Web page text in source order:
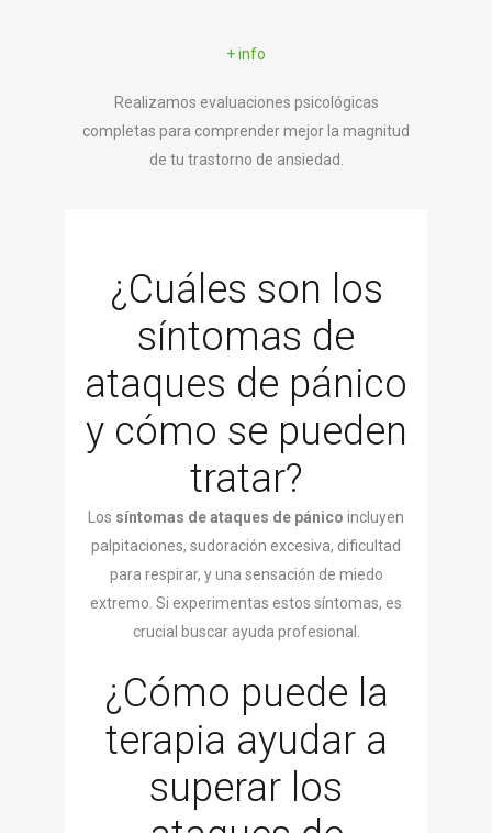
+ info
Realizamos evaluaciones psicológicas
completas para comprender mejor la magnitud
de tu trastorno de ansiedad.
¿Cuáles son los
síntomas de
ataques de pánico
y cómo se pueden
tratar?
Los síntomas de ataques de pánico incluyen
palpitaciones, sudoración excesiva, dificultad
para respirar, y una sensación de miedo
extremo. Si experimentas estos síntomas, es
crucial buscar ayuda profesional.
¿Cómo puede la
terapia ayudar a
superar los